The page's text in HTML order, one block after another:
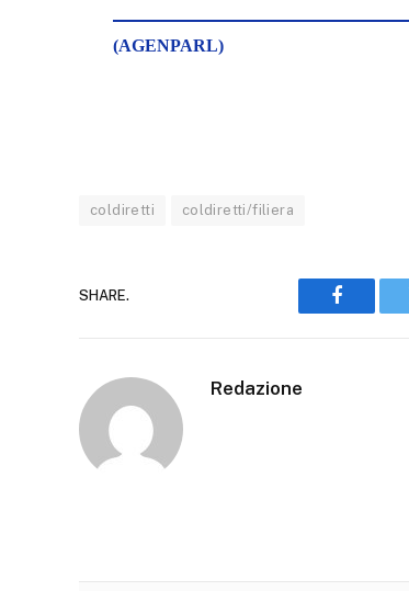
(AGENPARL)
coldiretti coldiretti/filiera
SHARE.
Redazione